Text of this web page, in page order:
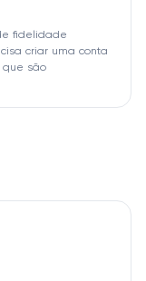
fidelidade
criar uma conta
que são